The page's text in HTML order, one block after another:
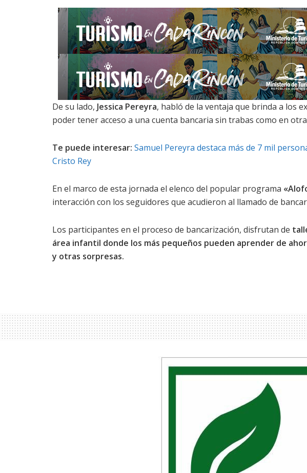
De su lado, Jessica Pereyra, habló de la ventaja que brinda a los
poder tener acceso a una cuenta bancaria sin trabas como en
Te puede interesar: Samuel Pereyra destaca más de 7 mil
Cristo Rey
En el marco de esta jornada el elenco del popular programa
interacción con los seguidores que acudieron al llamado de
Los participantes en el proceso de bancarización, disfrutan de
área infantil donde los más pequeños pueden aprender de
y otras sorpresas.